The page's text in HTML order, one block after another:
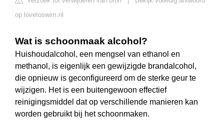
op lovetoswim.nl
Wat is schoonmaak alcohol?
Huishoudalcohol, een mengsel van ethanol en
methanol, is eigenlijk een gewijzigde brandalcohol,
die opnieuw is geconfigureerd om de sterke geur te
wijzigen. Het is een buitengewoon effectief
reinigingsmiddel dat op verschillende manieren kan
worden gebruikt bij het schoonmaken.